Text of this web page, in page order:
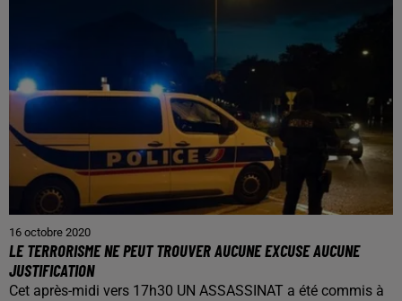
16 octobre 2020
LE TERRORISME NE PEUT TROUVER AUCUNE EXCUSE AUCUNE
JUSTIFICATION
Cet après-midi vers 17h30 UN ASSASSINAT a été commis à